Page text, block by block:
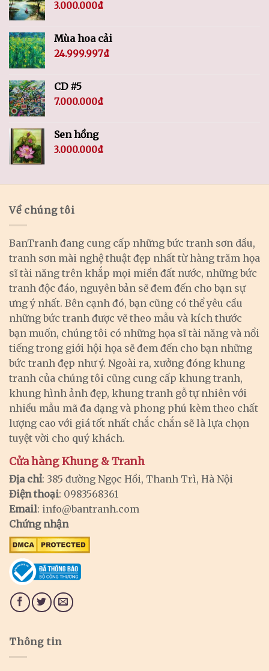
3.000.000₫
Mùa hoa cải
24.999.997₫
CD #5
7.000.000₫
Sen hồng
3.000.000₫
Về chúng tôi
BanTranh đang cung cấp những bức tranh sơn dầu,
tranh sơn mài nghệ thuật đẹp nhất từ hàng trăm họa
sĩ tài năng trên khắp mọi miền đất nước, những bức
tranh độc đáo, nguyên bản sẽ đem đến cho bạn sự
ưng ý nhất. Bên cạnh đó, bạn cũng có thể yêu cầu
những bức tranh được vẽ theo mẫu và kích thước
bạn muốn, chúng tôi có những họa sĩ tài năng và nổi
tiếng trong giới hội họa sẽ đem đến cho bạn những
bức tranh đẹp như ý. Ngoài ra, xưởng đóng khung
tranh của chúng tôi cũng cung cấp khung tranh,
khung hình ảnh đẹp, khung tranh gỗ tự nhiên với
nhiều mẫu mã đa dạng và phong phú kèm theo chất
lượng cao với giá tốt nhất chắc chắn sẽ là lựa chọn
tuyệt vời cho quý khách.
Cửa hàng Khung & Tranh
Địa chỉ: 385 đường Ngọc Hồi, Thanh Trì, Hà Nội
Điện thoại: 0983568361
Email: info@bantranh.com
Chứng nhận
Thông tin